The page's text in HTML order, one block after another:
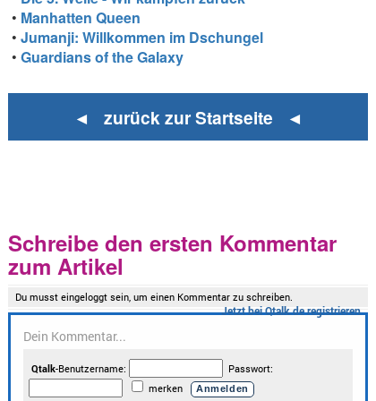
• Manhatten Queen
•Jumanji: Willkommen im Dschungel
•Guardians of the Galaxy
◄ zurück zur Startseite ◄
Schreibe den ersten Kommentar
zum Artikel